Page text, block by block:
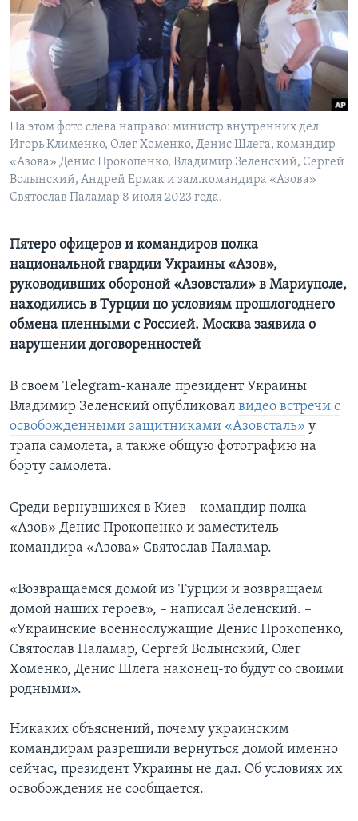
Learning English
СОЦИАЛЬНЫЕ СЕТИ
Языки
На этом фото слева направо: министр внутренних дел
Игорь Клименко, Олег Хоменко, Денис Шлега, командир
«Азова» Денис Прокопенко, Владимир Зеленский, Сергей
Волынский, Андрей Ермак и зам.командира «Азова»
Святослав Паламар 8 июля 2023 года.
Пятеро офицеров и командиров полка
национальной гвардии Украины «Азов»,
руководивших обороной «Азовстали» в Мариуполе,
находились в Турции по условиям прошлогоднего
обмена пленными с Россией. Москва заявила о
нарушении договоренностей
В своем Telegram-канале президент Украины
Владимир Зеленский опубликовал видео встречи с
освобожденными защитниками «Азовсталь» у
трапа самолета, а также общую фотографию на
борту самолета.
Среди вернувшихся в Киев – командир полка
«Азов» Денис Прокопенко и заместитель
командира «Азова» Святослав Паламар.
«Возвращаемся домой из Турции и возвращаем
домой наших героев», – написал Зеленский. –
«Украинские военнослужащие Денис Прокопенко,
Святослав Паламар, Сергей Волынский, Олег
Хоменко, Денис Шлега наконец-то будут со своими
родными».
Никаких объяснений, почему украинским
командирам разрешили вернуться домой именно
сейчас, президент Украины не дал. Об условиях их
освобождения не сообщается.